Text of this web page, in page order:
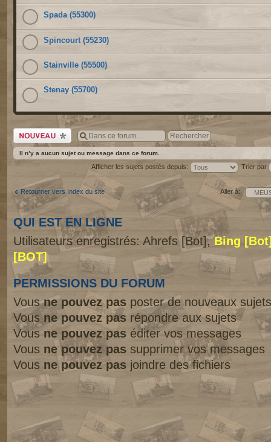
Spada (55300)
Spincourt (55230)
Stainville (55500)
Stenay (55700)
Écrire un nouveau
sujet
Il n’y a aucun sujet ou message dans ce forum.
Afficher les sujets postés depuis: Trier par
Retourner vers Index du site Aller à:
QUI EST EN LIGNE
Utilisateurs enregistrés: Ahrefs [Bot],Bing
[BOT]
PERMISSIONS DU FORUM
Vousne pouvez pas poster de nouveaux sujets
Vousne pouvez pas répondre aux sujets
Vousne pouvez pas éditer vos messages
Vous ne pouvez pas supprimer vos messages
Vous ne pouvez pas joindre des fichiers